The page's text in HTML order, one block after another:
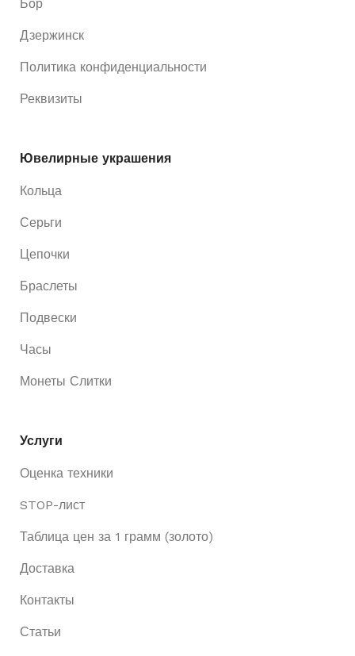
Бор
Дзержинск
Политика конфиденциальности
Реквизиты
Ювелирные украшения
Кольца
Серьги
Цепочки
Браслеты
Подвески
Часы
Монеты Слитки
Услуги
Оценка техники
STOP-лист
Таблица цен за 1 грамм (золото)
Доставка
Контакты
Статьи